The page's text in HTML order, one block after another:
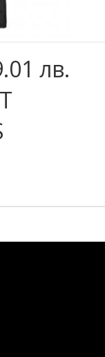
лв.